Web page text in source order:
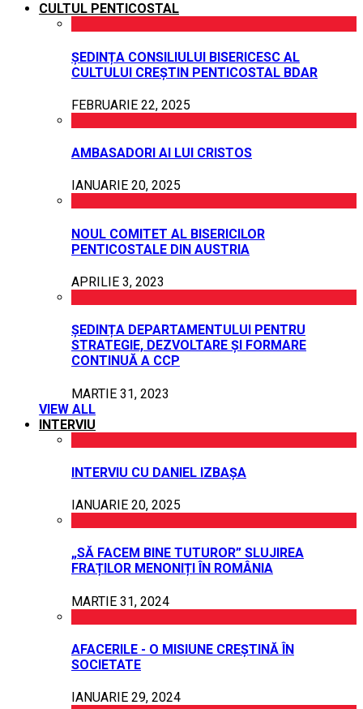
CULTUL PENTICOSTAL
ȘEDINȚA CONSILIULUI BISERICESC AL
CULTULUI CREȘTIN PENTICOSTAL BDAR
FEBRUARIE 22, 2025
AMBASADORI AI LUI CRISTOS
IANUARIE 20, 2025
NOUL COMITET AL BISERICILOR
PENTICOSTALE DIN AUSTRIA
APRILIE 3, 2023
ȘEDINȚA DEPARTAMENTULUI PENTRU
STRATEGIE, DEZVOLTARE ȘI FORMARE
CONTINUĂ A CCP
MARTIE 31, 2023
VIEW ALL
INTERVIU
INTERVIU CU DANIEL IZBAȘA
IANUARIE 20, 2025
„SĂ FACEM BINE TUTUROR” SLUJIREA
FRAȚILOR MENONIȚI ÎN ROMÂNIA
MARTIE 31, 2024
AFACERILE - O MISIUNE CREȘTINĂ ÎN
SOCIETATE
IANUARIE 29, 2024